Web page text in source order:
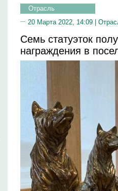
Отрасль
20 Марта 2022, 14:09 |
Семь статуэток
награждения в